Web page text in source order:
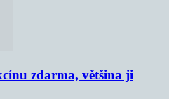
zdarma, většina ji